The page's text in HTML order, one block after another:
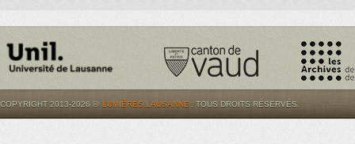
COPYRIGHT 2013-2026 © LUMIÈRES.LAUSANNE . TOUS DROITS RÉSERVÉS.